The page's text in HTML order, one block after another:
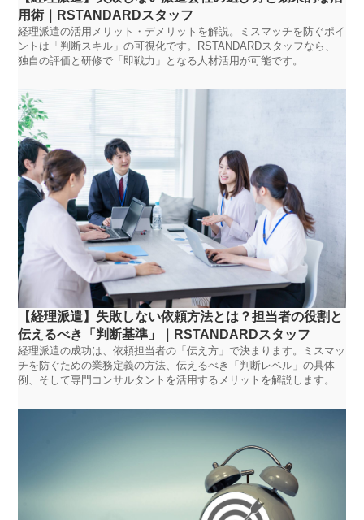
用術｜RSTANDARDスタッフ
経理派遣の活用メリット・デメリットを解説。ミスマッチを防ぐポイ
ントは「判断スキル」の可視化です。RSTANDARDスタッフなら、
独自の評価と研修で「即戦力」となる人材活用が可能です。
【経理派遣】失敗しない依頼方法とは？担当者の役割と
伝えるべき「判断基準」｜RSTANDARDスタッフ
経理派遣の成功は、依頼担当者の「伝え方」で決まります。ミスマッ
チを防ぐための業務定義の方法、伝えるべき「判断レベル」の具体
例、そして専門コンサルタントを活用するメリットを解説します。